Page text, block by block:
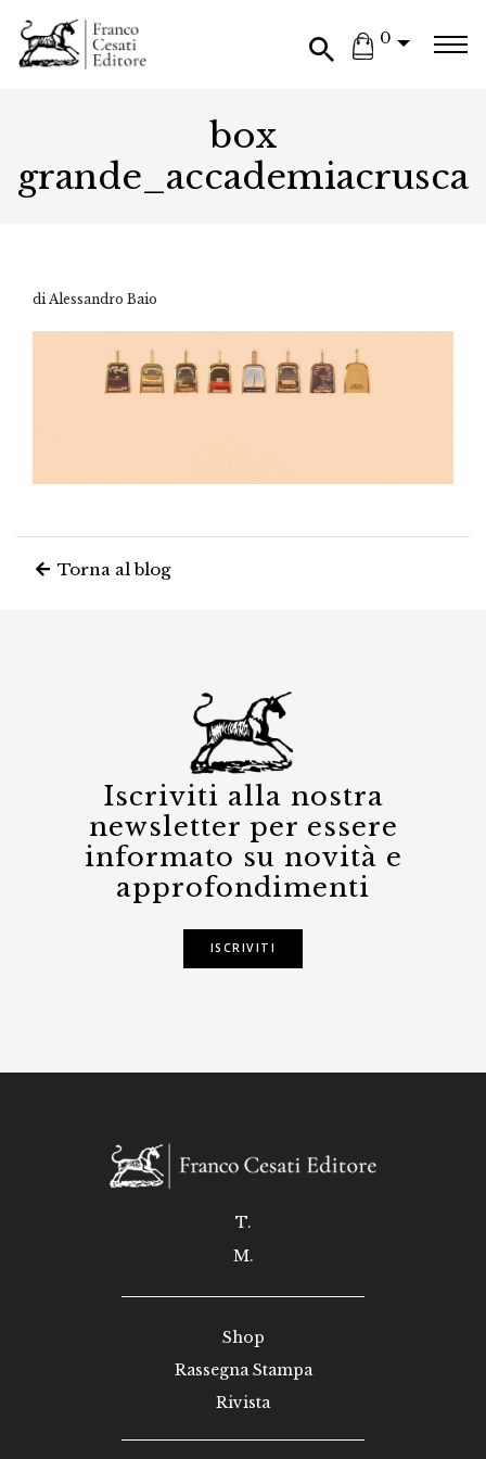
0
box
grande_accademiacrusca
di Alessandro Baio
Torna al blog
Iscriviti alla nostra
newsletter per essere
informato su novità e
approfondimenti
ISCRIVITI
T.
M.
Shop
Rassegna Stampa
Rivista